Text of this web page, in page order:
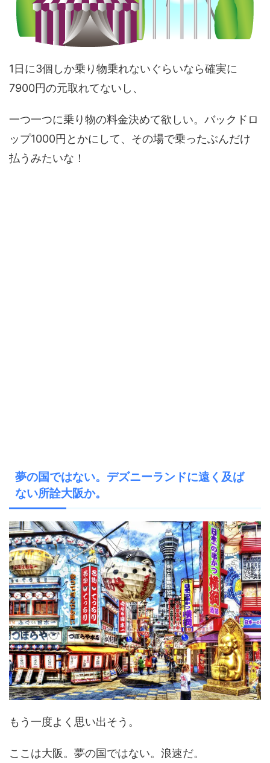
1日に3個しか乗り物乗れないぐらいなら確実に
7900円の元取れてないし、
一つ一つに乗り物の料金決めて欲しい。バックドロ
ップ1000円とかにして、その場で乗ったぶんだけ
払うみたいな！
夢の国ではない。デズニーランドに遠く及ば
ない所詮大阪か。
もう一度よく思い出そう。
ここは大阪。夢の国ではない。浪速だ。